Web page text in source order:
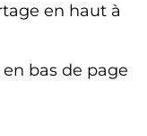
en haut à
bas de page